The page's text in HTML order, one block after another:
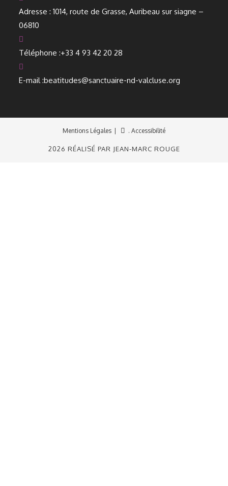
Adresse :1014, route de Grasse, Auribeau sur siagne –
06810
Téléphone :+33 4 93 42 20 28
E-mail :beatitudes@sanctuaire-nd-valcluse.org
Mentions Légales . Accessibilité
2026 RÉALISÉ PAR JEAN-MARC ROUGE